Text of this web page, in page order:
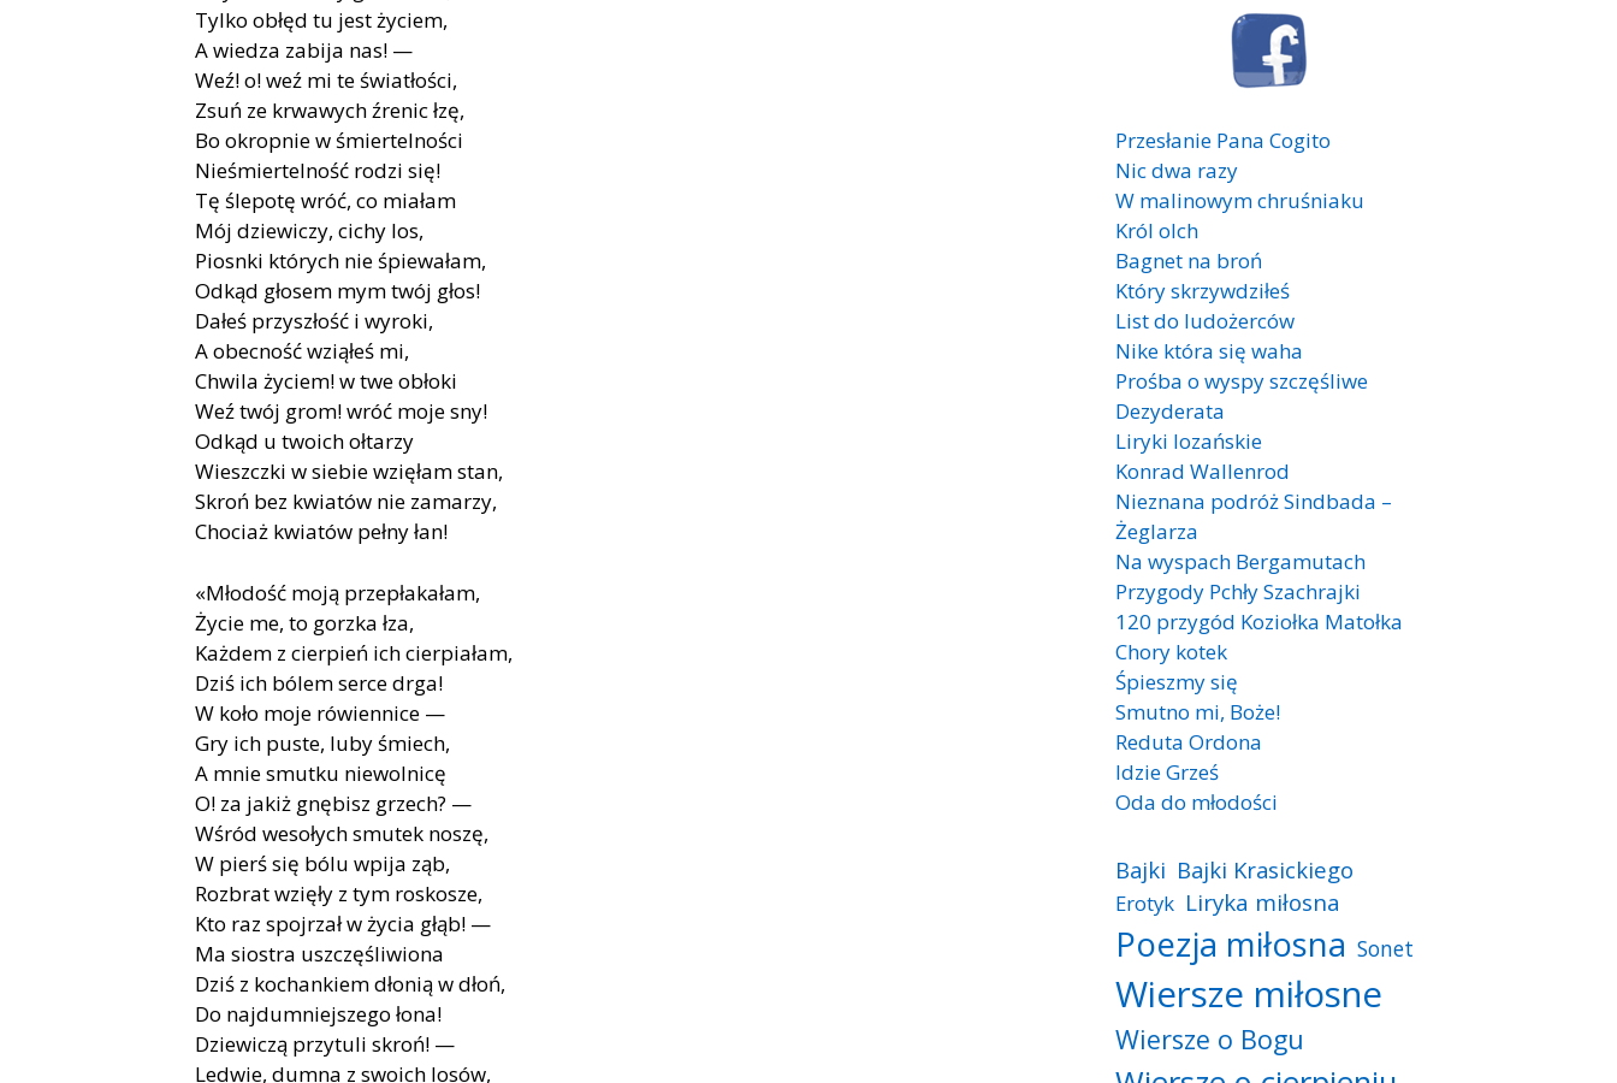
Tylko obłęd tu jest życiem,
A wiedza zabija nas! —
Weź! o! weź mi te światłości,
Zsuń ze krwawych źrenic łzę,
Bo okropnie w śmiertelności
Nieśmiertelność rodzi się!
Tę ślepotę wróć, co miałam
Mój dziewiczy, cichy los,
Piosnki których nie śpiewałam,
Odkąd głosem mym twój głos!
Dałeś przyszłość i wyroki,
A obecność wziąłeś mi,
Chwila życiem! w twe obłoki
Weź twój grom! wróć moje sny!
Odkąd u twoich ołtarzy
Wieszczki w siebie wzięłam stan,
Skroń bez kwiatów nie zamarzy,
Chociaż kwiatów pełny łan!
«Młodość moją przepłakałam,
Życie me, to gorzka łza,
Każdem z cierpień ich cierpiałam,
Dziś ich bólem serce drga!
W koło moje rówiennice —
Gry ich puste, luby śmiech,
A mnie smutku niewolnicę
O! za jakiż gnębisz grzech? —
Wśród wesołych smutek noszę,
W pierś się bólu wpija ząb,
Rozbrat wzięły z tym roskosze,
Kto raz spojrzał w życia głąb! —
Ma siostra uszczęśliwiona
Dziś z kochankiem dłonią w dłoń,
Do najdumniejszego łona!
Dziewiczą przytuli skroń! —
Ledwie, dumna z swoich losów,
Przesłanie Pana Cogito
Nic dwa razy
W malinowym chruśniaku
Król olch
Bagnet na broń
Który skrzywdziłeś
List do ludożerców
Nike która się waha
Prośba o wyspy szczęśliwe
Dezyderata
Liryki lozańskie
Konrad Wallenrod
Nieznana podróż Sindbada –
Żeglarza
Na wyspach Bergamutach
Przygody Pchły Szachrajki
120 przygód Koziołka Matołka
Chory kotek
Śpieszmy się
Smutno mi, Boże!
Reduta Ordona
Idzie Grześ
Oda do młodości
Bajki Bajki Krasickiego
Erotyk Liryka miłosna
Poezja miłosna Sonet
Wiersze miłosne
Wiersze o Bogu